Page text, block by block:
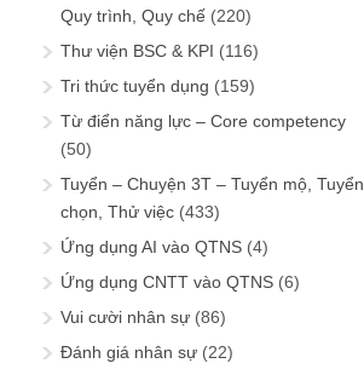
Quy trình, Quy chế (220)
Thư viện BSC & KPI (116)
Tri thức tuyển dụng (159)
Từ điển năng lực – Core competency
(50)
Tuyển – Chuyện 3T – Tuyển mộ, Tuyển
chọn, Thử việc (433)
Ứng dụng AI vào QTNS (4)
Ứng dụng CNTT vào QTNS (6)
Vui cười nhân sự (86)
Đánh giá nhân sự (22)